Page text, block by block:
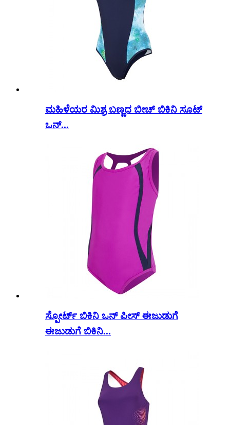
ಮಹಿಳೆಯರ ಮಿಶ್ರ ಬಣ್ಣದ ಬೀಚ್ ಬಿಕಿನಿ ಸೂಟ್
ಒನ್...
ಸ್ಪೋರ್ಟ್ ಬಿಕಿನಿ ಒನ್ ಪೀಸ್ ಈಜುಡುಗೆ
ಈಜುಡುಗೆ ಬಿಕಿನಿ...